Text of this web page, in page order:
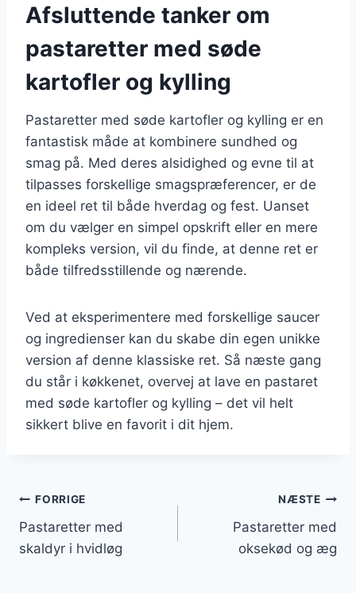
Afsluttende tanker om
pastaretter med søde
kartofler og kylling
Pastaretter med søde kartofler og kylling er en
fantastisk måde at kombinere sundhed og
smag på. Med deres alsidighed og evne til at
tilpasses forskellige smagspræferencer, er de
en ideel ret til både hverdag og fest. Uanset
om du vælger en simpel opskrift eller en mere
kompleks version, vil du finde, at denne ret er
både tilfredsstillende og nærende.
Ved at eksperimentere med forskellige saucer
og ingredienser kan du skabe din egen unikke
version af denne klassiske ret. Så næste gang
du står i køkkenet, overvej at lave en pastaret
med søde kartofler og kylling – det vil helt
sikkert blive en favorit i dit hjem.
Indlægsnavigation
FORRIGE
Pastaretter med
skaldyr i hvidløg
NÆSTE
Pastaretter med
oksekød og æg